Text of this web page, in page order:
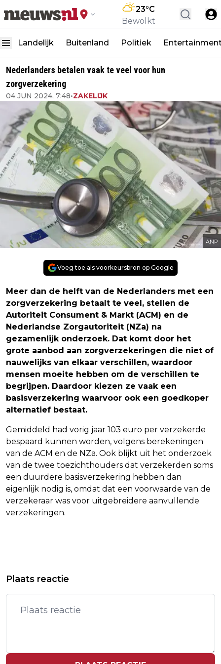
23°C
Bewolkt
Landelijk Buitenland Politiek
Nederlanders betalen vaak te veel voor hun
zorgverzekering
04 JUN 2024, 7:48•ZAKELIJK
ANP
Voeg toe als voorkeursbron op Google
Meer dan de helft van de Nederlanders met een
zorgverzekering betaalt te veel, stellen de
Autoriteit Consument & Markt (ACM) en de
Nederlandse Zorgautoriteit (NZa) na
gezamenlijk onderzoek. Dat komt door het
grote aanbod aan zorgverzekeringen die niet of
nauwelijks van elkaar verschillen, waardoor
mensen moeite hebben om de verschillen te
begrijpen. Daardoor kiezen ze vaak een
basisverzekering waarvoor ook een goedkoper
alternatief bestaat.
Gemiddeld had vorig jaar 103 euro per verzekerde
bespaard kunnen worden, volgens berekeningen
van de ACM en de NZa. Ook blijkt uit het onderzoek
van de twee toezichthouders dat verzekerden soms
een duurdere basisverzekering hebben dan
eigenlijk nodig is, omdat dat een voorwaarde van de
verzekeraar was voor uitgebreidere aanvullende
verzekeringen.
STRATEN OPEN VOOR AANPAK
BOEREN ZONDER GROTE PROBLEMEN
BELGISCHE GRENS GEPASSEERD
Plaats reactie